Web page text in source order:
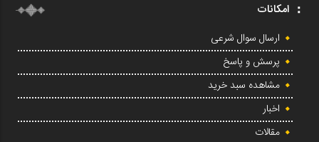
امکانات
ارسال سوال شرعی
پرسش و پاسخ
مشاهده سبد خرید
اخبار
مقالات